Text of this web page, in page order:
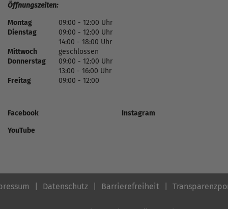
Öffnungszeiten:
Montag
09:00 - 12:00 Uhr
Dienstag
09:00 - 12:00 Uhr
14:00 - 18:00 Uhr
Mittwoch
geschlossen
Donnerstag
09:00 - 12:00 Uhr
13:00 - 16:00 Uhr
Freitag
09:00 - 12:00
Facebook
Instagram
YouTube
Datenschutz Barrierefreiheit